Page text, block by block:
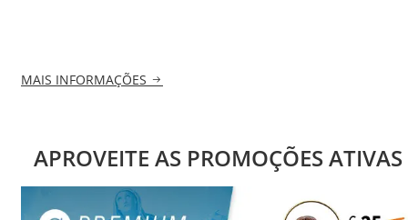
MAIS INFORMAÇÕES
APROVEITE AS PROMOÇÕES ATIVAS